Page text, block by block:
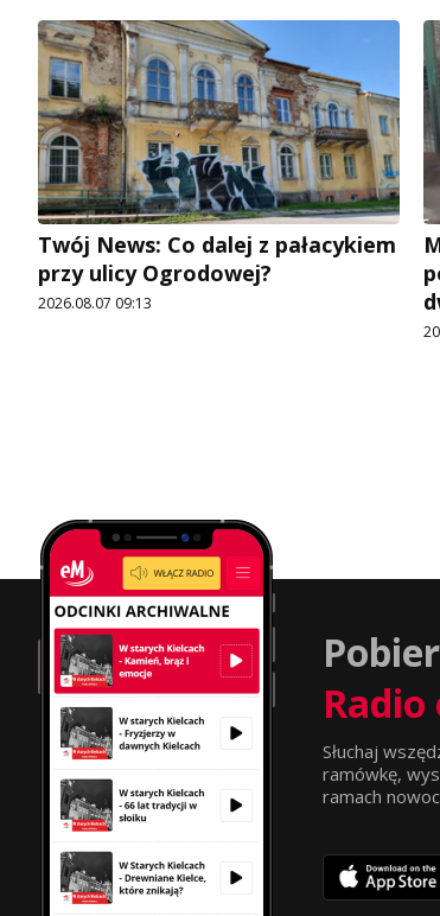
Twój News: Co dalej z pałacykiem
przy ulicy Ogrodowej?
2026.08.07 09:13
Radio
Słuchaj
ramówkę,
ramach